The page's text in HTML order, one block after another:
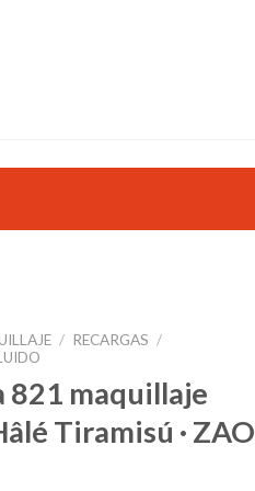
/ RECARGAS /
821 maquillaje
Tiramisú · ZAO